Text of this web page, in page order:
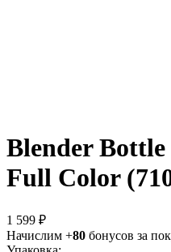
Blender
Full Color
1 599 ₽
Начислим +80 бонусов за